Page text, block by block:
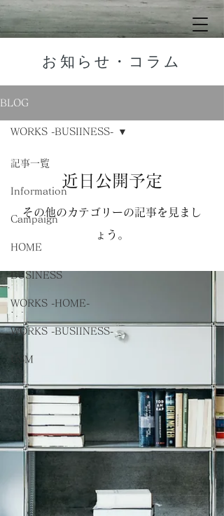
​お知らせ・コラム
BLOG
記事一覧
Information
Campaign
HOME
BUSINESS
WORKS -HOME-
WORKS -BUSIINESS-
USM
WORKS -BUSIINESS-
近日公開予定
その他のカテゴリーの記事を見まし
ょう。